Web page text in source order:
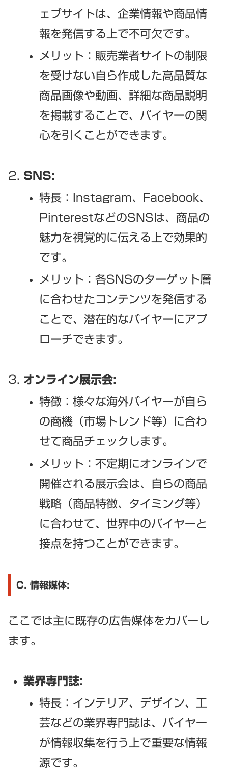
ェブサイトは、企業情報や商品情
報を発信する上で不可欠です。
メリット：販売業者サイトの制限
を受けない自ら作成した高品質な
商品画像や動画、詳細な商品説明
を掲載することで、バイヤーの関
心を引くことができます。
SNS:
特長：Instagram、Facebook、
PinterestなどのSNSは、商品の
魅力を視覚的に伝える上で効果的
です。
メリット：各SNSのターゲット層
に合わせたコンテンツを発信する
ことで、潜在的なバイヤーにアプ
ローチできます。
オンライン展示会:
特徴：様々な海外バイヤーが自ら
の商機（市場トレンド等）に合わ
せて商品チェックします。
メリット：不定期にオンラインで
開催される展示会は、自らの商品
戦略（商品特徴、タイミング等）
に合わせて、世界中のバイヤーと
接点を持つことができます。
C. 情報媒体:
ここでは主に既存の広告媒体をカバーし
ます。
業界専門誌:
特長：インテリア、デザイン、工
芸などの業界専門誌は、バイヤー
が情報収集を行う上で重要な情報
源です。